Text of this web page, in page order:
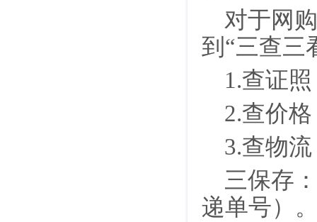
对于网
到“三查三
1.查证
2.查价
3.查物
三保存
递单号）